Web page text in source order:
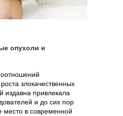
опухоли и
злокачественных
издавна привлекала
и до сих пор
место в современной